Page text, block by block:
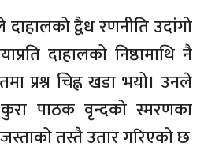
द्वैध रणनीति उदांगो
दाहालको निष्ठामाथि नै
प्रश्न चिह्न खडा भयो। उनले
पाठक वृन्दको स्मरणका
तस्तै उतार गरिएको छ